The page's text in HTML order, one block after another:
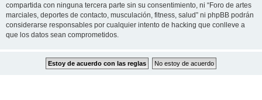
compartida con ninguna tercera parte sin su consentimiento, ni “Foro de artes
marciales, deportes de contacto, musculación, fitness, salud” ni phpBB podrán
considerarse responsables por cualquier intento de hacking que conlleve a
que los datos sean comprometidos.